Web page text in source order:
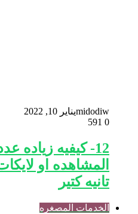
midodiwيناير 10, 2022
0
12- كيفيه زياده
المشاهده او
تانيه كتير
الخدمات المصغره